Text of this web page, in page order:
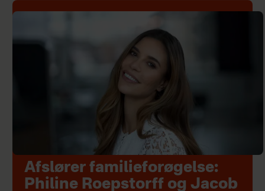
Afslører familieforøgelse:
Philine Roepstorff og Jacob